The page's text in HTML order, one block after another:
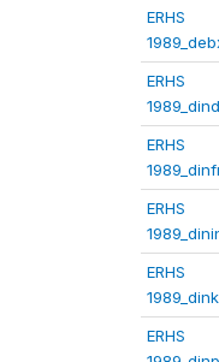
ERHS
ERHS
ERHS
ERHS
ERHS
ERHS